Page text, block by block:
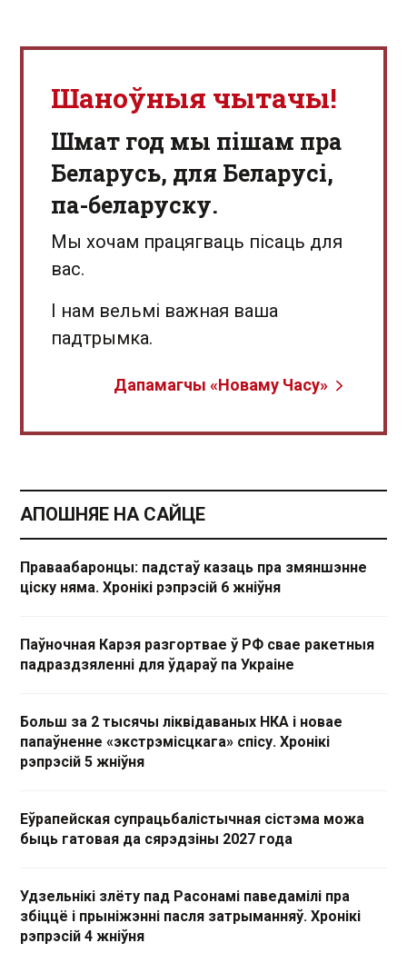
Шаноўныя чытачы!
Шмат год мы пішам пра
Беларусь, для Беларусі,
па-беларуску.
Мы хочам працягваць пісаць для
вас.
І нам вельмі важная ваша
падтрымка.
Дапамагчы «Новаму Часу»
АПОШНЯЕ НА САЙЦЕ
Праваабаронцы: падстаў казаць пра змяншэнне
ціску няма. Хронікі рэпрэсій 6 жніўня
Паўночная Карэя разгортвае ў РФ свае ракетныя
падраздзяленні для ўдараў па Украіне
Больш за 2 тысячы ліквідаваных НКА і новае
папаўненне «экстрэмісцкага» спісу. Хронікі
рэпрэсій 5 жніўня
Еўрапейская супрацьбалістычная сістэма можа
быць гатовая да сярэдзіны 2027 года
Удзельнікі злёту пад Расонамі паведамілі пра
збіццё і прыніжэнні пасля затрыманняў. Хронікі
рэпрэсій 4 жніўня